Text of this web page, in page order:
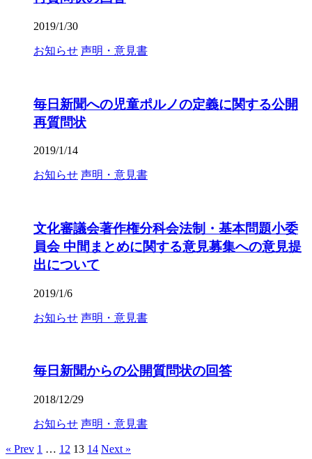
2019/1/30
お知らせ 声明・意見書
毎日新聞への児童ポルノの定義に関する公開
再質問状
2019/1/14
お知らせ 声明・意見書
文化審議会著作権分科会法制・基本問題小委
員会 中間まとめに関する意見募集への意見提
出について
2019/1/6
お知らせ 声明・意見書
毎日新聞からの公開質問状の回答
2018/12/29
お知らせ 声明・意見書
« Prev 1 … 12 13 14 Next »